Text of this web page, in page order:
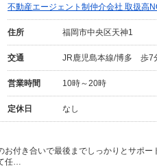
不動産エージェント制仲介会社 取扱高
住所 福岡市中央区天神1
交通 JR鹿児島本線/博多 歩7
営業時間 10時～20時
定休日 なし
お付き合いで最後までしっかりとサポー
任…